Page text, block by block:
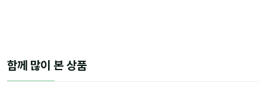
함께 많이 본 상품